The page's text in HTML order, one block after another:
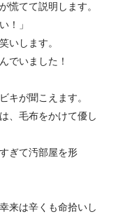
慌てて説明します。
！」
いします。
でいました！
キが聞こえます。
、毛布をかけて優し
ぎて汚部屋を形
来は辛くも命拾いし